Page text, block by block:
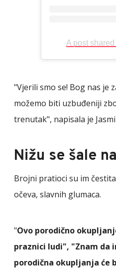
A post
"Vjerili smo se! Bog nas je
možemo biti uzbuđeniji
trenutak", napisala je
Nižu se šale
Brojni pratioci su im
očeva, slavnih glumaca.
"Ovo porodično
praznici ludi", "Znam da
porodična okupljanja će